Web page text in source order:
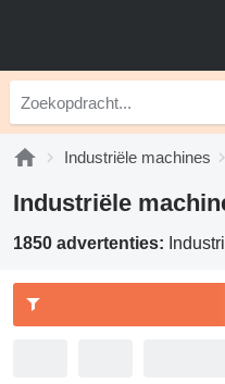
Industriële machines
Industriële
1850 advertenties: